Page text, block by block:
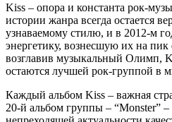
Kiss – опора и константа рок-
истории жанра всегда остается
узнаваемому стилю, и в 2012-м
энергетику, вознесшую их на
возглавив музыкальный Олимп,
остаются лучшей рок-группой в
Каждый альбом Kiss – важная
20-й альбом группы – “Monster”